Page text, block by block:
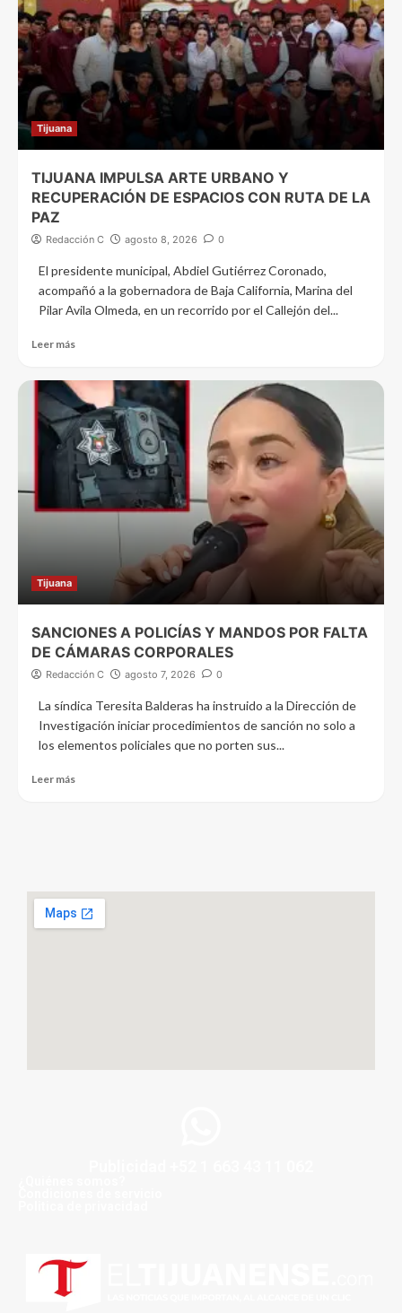
Tijuana
TIJUANA IMPULSA ARTE URBANO Y
RECUPERACIÓN DE ESPACIOS CON RUTA DE LA
PAZ
Redacción C agosto 8, 2026 0
El presidente municipal, Abdiel Gutiérrez Coronado,
acompañó a la gobernadora de Baja California, Marina del
Pilar Avila Olmeda, en un recorrido por el Callejón del...
Leer más
Tijuana
SANCIONES A POLICÍAS Y MANDOS POR FALTA
DE CÁMARAS CORPORALES
Redacción C agosto 7, 2026 0
La síndica Teresita Balderas ha instruido a la Dirección de
Investigación iniciar procedimientos de sanción no solo a
los elementos policiales que no porten sus...
Leer más